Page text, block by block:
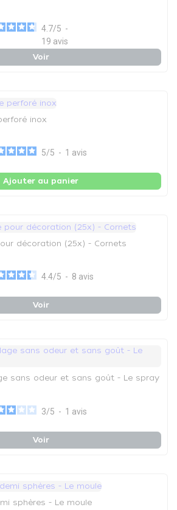
4.7/5 -
19 avis
Voir
inox
5/5 - 1 avis
Ajouter au panier
décoration (25x) - Cornets
4.4/5 - 8 avis
Voir
sans odeur et sans goût - Le spray
3/5 - 1 avis
Voir
sphères - Le moule